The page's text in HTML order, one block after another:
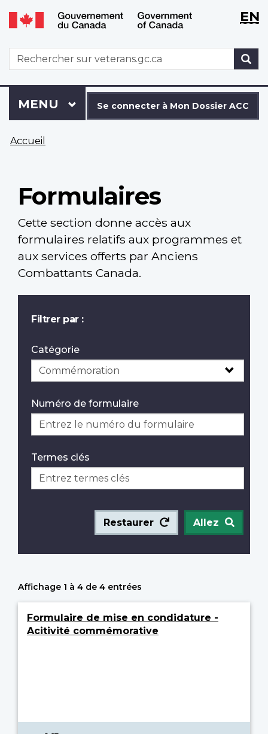
Aller
au
principal
Passer
à
version
HTML
simplifiée
WxT
WxTEN
WxT
Search
form
connecter
à
Dossier
Se connecter à Mon Dossier ACC
Menu
MENU PRINCIPAL
êtes
Accueil
Formulaires
Cette section donne accès aux
formulaires relatifs aux programmes et
aux services offerts par Anciens
Combattants Canada.
Filtrer par :
Catégorie
Numéro de formulaire
Termes clés
Restaurer Allez
Affichage 1 à 4 de 4 entrées
Formulaire de mise en condidature -
Acitivité commémorative